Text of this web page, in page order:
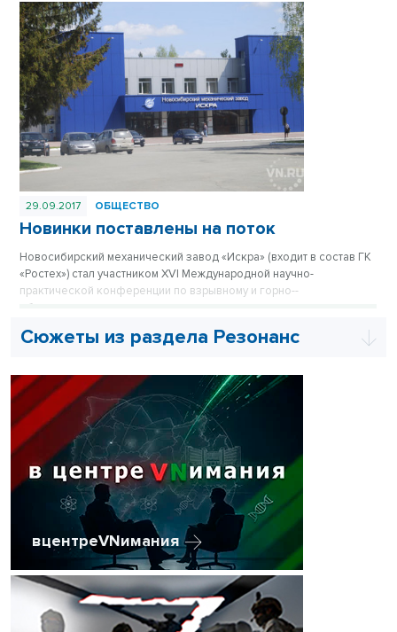
работы форума индустриально-парковых проектов InPark. О мерах
поддержки и новом производстве, которое разместят в Бердске,
в сюжете Марии Черешневой.
29.09.2017 ОБЩЕСТВО
Новинки поставлены на поток
Новосибирский механический завод «Искра» (входит в состав ГК
«Ростех») стал участником XVI Международной научно-
практической конференции по взрывному и горно-­
обогатительному делу.
Сюжеты из раздела Резонанс
вцентреVNимания